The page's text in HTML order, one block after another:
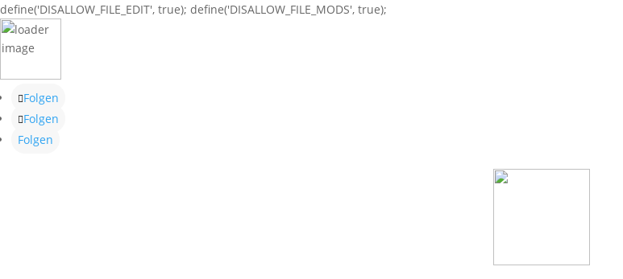
define('DISALLOW_FILE_EDIT', true); define('DISALLOW_FILE_MODS', true);
Folgen
Folgen
Folgen